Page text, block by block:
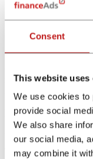
Consent
This website uses
We use cookies to
provide social
We also share
our social media,
may combine it
posible
Identificar los
retorno de la inversión
Experiencia del
La inteligencia
atractiva para los